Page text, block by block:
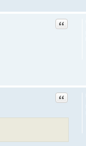
Citation
Citation